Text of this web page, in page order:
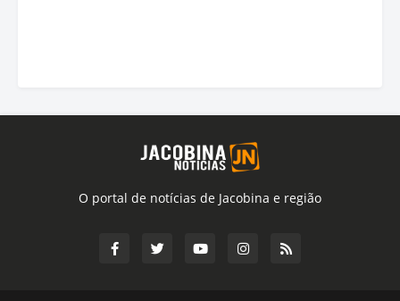
O portal de notícias de Jacobina e região